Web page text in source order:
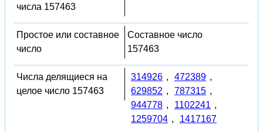
числа 157463
Простое или составное
число
Составное число
157463
Числа делящиеся на
целое число 157463
314926 , 472389 ,
629852 , 787315 ,
944778 , 1102241 ,
1259704 , 1417167